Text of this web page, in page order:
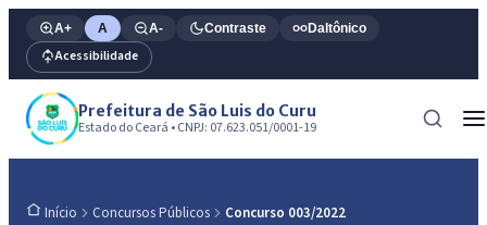
A+ A A- Contraste Daltônico
Acessibilidade
Prefeitura de São Luis do Curu
Estado do Ceará • CNPJ: 07.623.051/0001-19
Início Concursos Públicos Concurso 003/2022